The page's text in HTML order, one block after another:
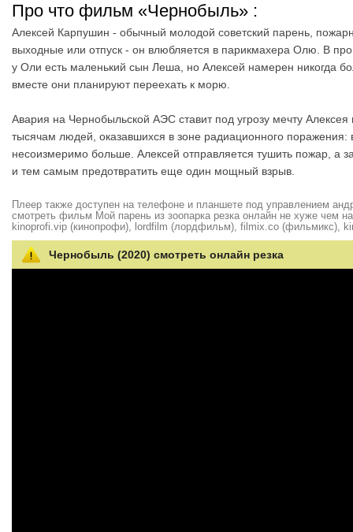
Про что фильм «Чернобыль» :
Алексей Карпушин - обычный молодой советский парень,
выходные или отпуск - он влюбляется в парикмахера Олю. В
у Оли есть маленький сын Леша, но Алексей намерен никогда
вместе они планируют переехать к морю.
Авария на Чернобыльской АЭС ставит под угрозу мечту
тысячам людей, оказавшихся в зоне радиационного поражения:
несоизмеримо больше. Алексей отправляется тушить пожар, а
и тем самым предотвратить еще один мощный взрыв.
Плеер также доступен на телефоне и планшете под управлением
смотреть фильм Мой парень из зоопарка резка онлайн не хуже чем
kinoprofi.vip (кинопрофи), lordfilm (лордфильм), filmix.co (фильмикс),
Чернобыль (2020) смотреть онлайн резка